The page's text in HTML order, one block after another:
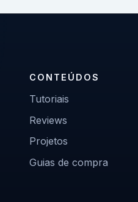
CONTEÚDOS
Tutoriais
Reviews
Projetos
Guias de compra